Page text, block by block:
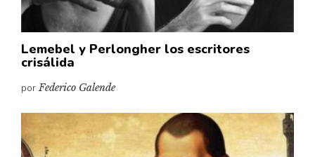
Lemebel y Perlongher los escritores
crisálida
porFederico Galende